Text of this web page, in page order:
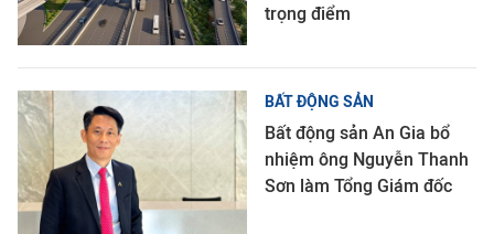
trọng điểm
BẤT ĐỘNG SẢN
Bất động sản An Gia bổ
nhiệm ông Nguyễn Thanh
Sơn làm Tổng Giám đốc